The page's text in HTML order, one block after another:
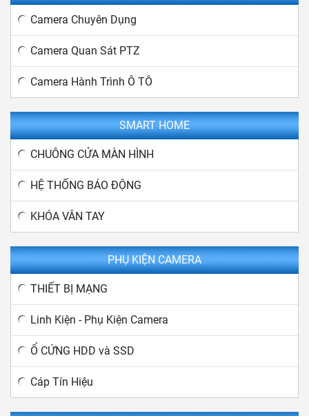
Camera Chuyên Dụng
Camera Quan Sát PTZ
Camera Hành Trình Ô TÔ
SMART HOME
CHUÔNG CỬA MÀN HÌNH
HỆ THỐNG BÁO ĐỘNG
KHÓA VÂN TAY
PHỤ KIỆN CAMERA
THIẾT BỊ MẠNG
Linh Kiện - Phụ Kiện Camera
Ổ CỨNG HDD và SSD
Cáp Tín Hiệu